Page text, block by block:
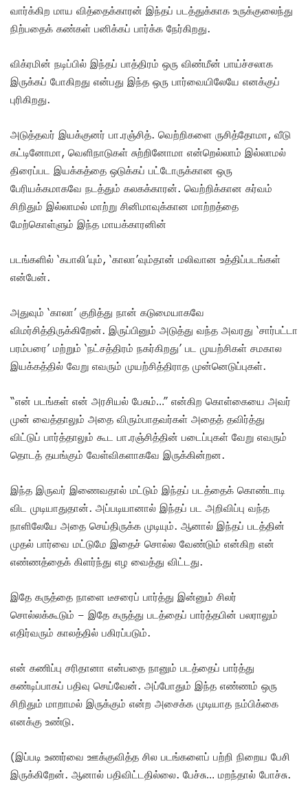
வார்க்கிற மாய வித்தைக்காரன் இந்தப் படத்துக்காக உருக்குலைந்து
நிற்பதைக் கண்கள் பனிக்கப் பார்க்க நேர்கிறது.
விக்ரமின் நடிப்பில் இந்தப் பாத்திரம் ஒரு விண்மீன் பாய்ச்சலாக
இருக்கப் போகிறது என்பது இந்த ஒரு பார்வையிலேயே எனக்குப்
புரிகிறது.
அடுத்தவர் இயக்குனர் பா.ரஞ்சித். வெற்றிகளை ருசித்தோமா, வீடு
கட்டினோமா, வெளிநாடுகள் சுற்றினோமா என்றெல்லாம் இல்லாமல்
திரைப்பட இயக்கத்தை ஒடுக்கப் பட்டோருக்கான ஒரு
பேரியக்கமாகவே நடத்தும் கலகக்காரன். வெற்றிக்கான கர்வம்
சிறிதும் இல்லாமல் மாற்று சினிமாவுக்கான மாற்றத்தை
மேற்கொள்ளும் இந்த மாயக்காரனின்
படங்களில் ‘கபாலி’யும், ‘காலா’வும்தான் மலிவான உத்திப்படங்கள்
என்பேன்.
அதுவும் ‘காலா’ குறித்து நான் கடுமையாகவே
விமர்சித்திருக்கிறேன். இருப்பினும் அடுத்து வந்த அவரது ‘சார்பட்டா
பரம்பரை’ மற்றும் ‘நட்சத்திரம் நகர்கிறது’ பட முயற்சிகள் சமகால
இயக்கத்தில் வேறு எவரும் முயற்சித்திராத முன்னெடுப்புகள்.
“என் படங்கள் என் அரசியல் பேசும்…” என்கிற கொள்கையை அவர்
முன் வைத்தாலும் அதை விரும்பாதவர்கள் அதைத் தவிர்த்து
விட்டுப் பார்த்தாலும் கூட பா.ரஞ்சித்தின் படைப்புகள் வேறு எவரும்
தொடத் தயங்கும் வேள்விகளாகவே இருக்கின்றன.
இந்த இருவர் இணைவதால் மட்டும் இந்தப் படத்தைக் கொண்டாடி
விட முடியாதுதான். அப்படியானால் இந்தப் பட அறிவிப்பு வந்த
நாளிலேயே அதை செய்திருக்க முடியும். ஆனால் இந்தப் படத்தின்
முதல் பார்வை மட்டுமே இதைச் சொல்ல வேண்டும் என்கிற என்
எண்ணத்தைக் கிளர்ந்து எழ வைத்து விட்டது.
இதே கருத்தை நாளை டீசரைப் பார்த்து இன்னும் சிலர்
சொல்லக்கூடும் – இதே கருத்து படத்தைப் பார்த்தபின் பலராலும்
எதிர்வரும் காலத்தில் பகிரப்படும்.
என் கணிப்பு சரிதானா என்பதை நானும் படத்தைப் பார்த்து
கண்டிப்பாகப் பதிவு செய்வேன். அப்போதும் இந்த எண்ணம் ஒரு
சிறிதும் மாறாமல் இருக்கும் என்ற அசைக்க முடியாத நம்பிக்கை
எனக்கு உண்டு.
(இப்படி உணர்வை ஊக்குவித்த சில படங்களைப் பற்றி நிறைய பேசி
இருக்கிறேன். ஆனால் பதிவிட்டதில்லை. பேச்சு… மறந்தால் போச்சு.